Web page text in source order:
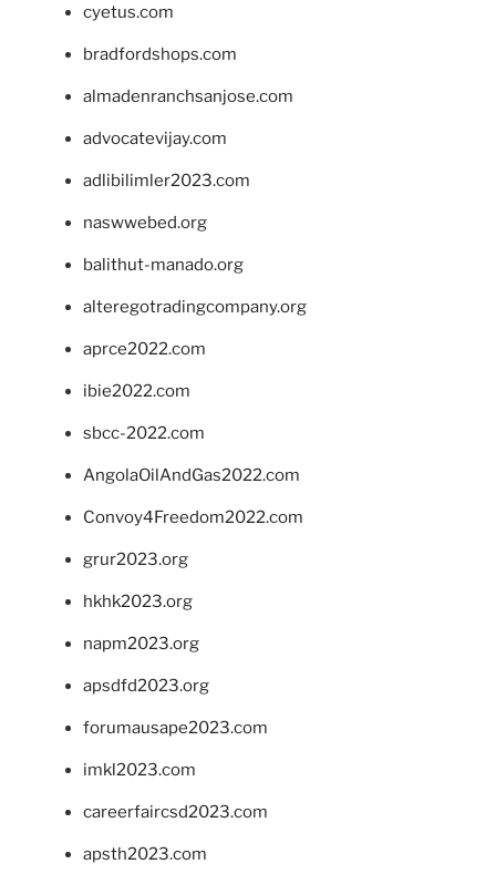
cyetus.com
bradfordshops.com
almadenranchsanjose.com
advocatevijay.com
adlibilimler2023.com
naswwebed.org
balithut-manado.org
alteregotradingcompany.org
aprce2022.com
ibie2022.com
sbcc-2022.com
AngolaOilAndGas2022.com
Convoy4Freedom2022.com
grur2023.org
hkhk2023.org
napm2023.org
apsdfd2023.org
forumausape2023.com
imkl2023.com
careerfaircsd2023.com
apsth2023.com